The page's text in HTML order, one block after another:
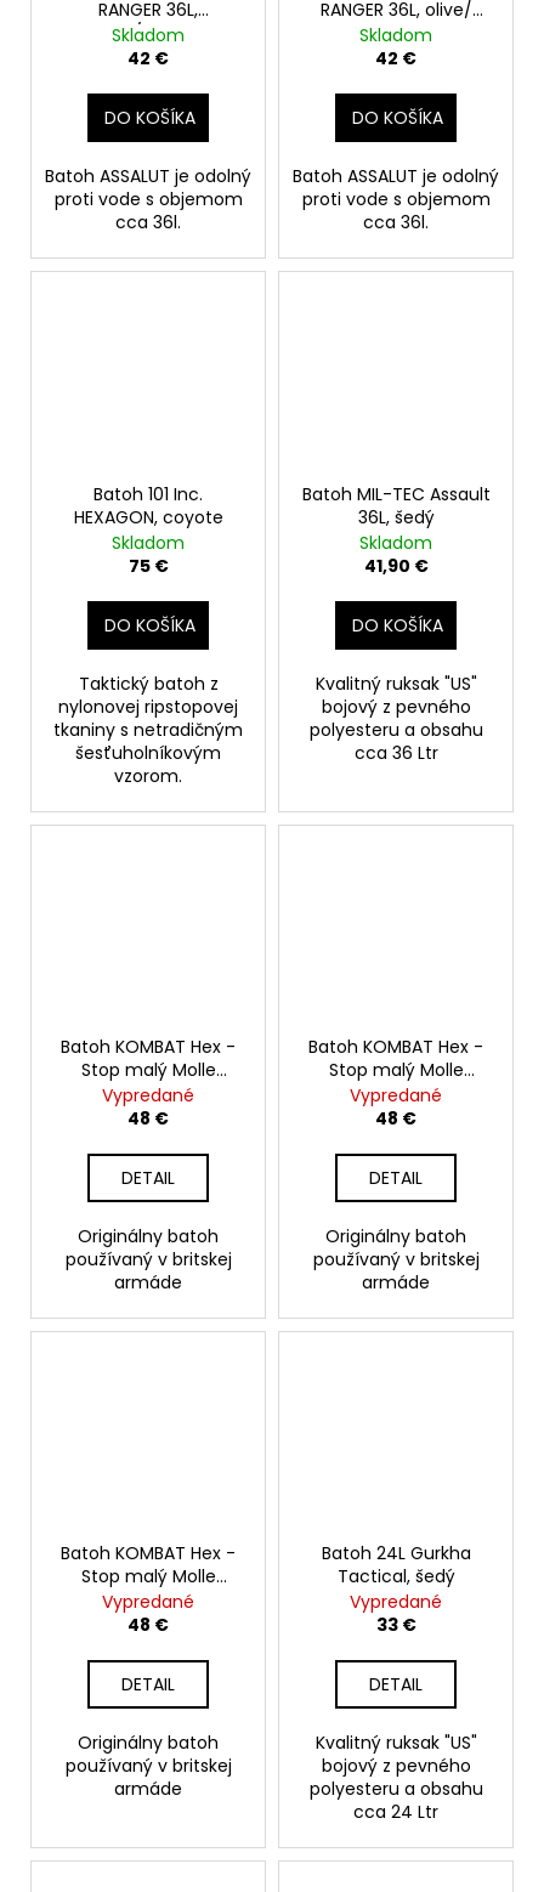
RANGER 36L,
olive/coyote
Skladom
42 €
DO KOŠÍKA
Batoh ASSALUT je odolný
proti vode s objemom
cca 36l.
RANGER 36L, olive/
čierny
Skladom
42 €
DO KOŠÍKA
Batoh ASSALUT je odolný
proti vode s objemom
cca 36l.
Batoh 101 Inc.
HEXAGON, coyote
Skladom
75 €
DO KOŠÍKA
Taktický batoh z
nylonovej ripstopovej
tkaniny s netradičným
šesťuholníkovým
vzorom.
Batoh MIL-TEC Assault
36L, šedý
Skladom
41,90 €
DO KOŠÍKA
Kvalitný ruksak "US"
bojový z pevného
polyesteru a obsahu
cca 36 Ltr
Batoh KOMBAT Hex -
Stop malý Molle
Assaullt, čierny
Vypredané
48 €
DETAIL
Originálny batoh
používaný v britskej
armáde
Batoh KOMBAT Hex -
Stop malý Molle
Assault, olive
Vypredané
48 €
DETAIL
Originálny batoh
používaný v britskej
armáde
Batoh KOMBAT Hex -
Stop malý Molle
Assault, BTP
Vypredané
48 €
DETAIL
Originálny batoh
používaný v britskej
armáde
Batoh 24L Gurkha
Tactical, šedý
Vypredané
33 €
DETAIL
Kvalitný ruksak "US"
bojový z pevného
polyesteru a obsahu
cca 24 Ltr